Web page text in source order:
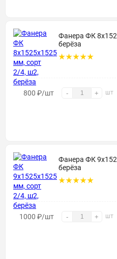
Фанера ФК
берёза
800 ₽/шт - + шт
Фанера ФК
берёза
1000 ₽/шт - + шт